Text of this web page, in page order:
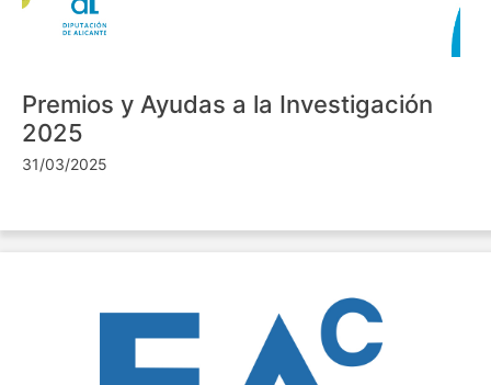
Premios y Ayudas a la Investigación
2025
31/03/2025